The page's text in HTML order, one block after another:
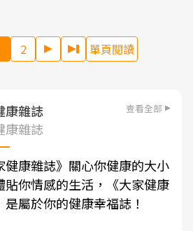
2 單頁閱讀
康雜誌 查看全部
康雜誌
健康雜誌》關心你健康的大小
貼你情感的生活，《大家健康
是屬於你的健康幸福誌！